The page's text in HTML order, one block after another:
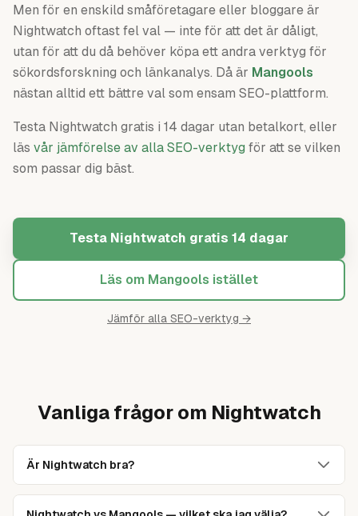
Men för en enskild småföretagare eller bloggare är
Nightwatch oftast fel val — inte för att det är dåligt,
utan för att du då behöver köpa ett andra verktyg för
sökordsforskning och länkanalys. Då är Mangools
nästan alltid ett bättre val som ensam SEO-plattform.
Testa Nightwatch gratis i 14 dagar utan betalkort, eller
läs vår jämförelse av alla SEO-verktyg för att se vilken
som passar dig bäst.
Testa Nightwatch gratis 14 dagar
Läs om Mangools istället
Jämför alla SEO-verktyg →
Vanliga frågor om Nightwatch
Är Nightwatch bra?
Ja, Nightwatch är ett av marknadens mest exakta rank-
tracking-verktyg, med möjlighet att spåra ranking på